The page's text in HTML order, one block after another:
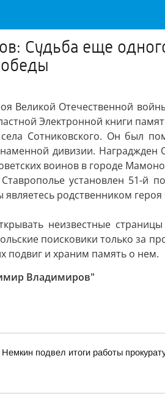
Судьба еще
Великой Отечественной
Электронной книги
Сотниковского. Он был
дивизии.
воинов в городе
установлен 51-
родственником
неизвестные
поисковики только за
и храним память о нем.
Владимиров"
подвел итоги работы